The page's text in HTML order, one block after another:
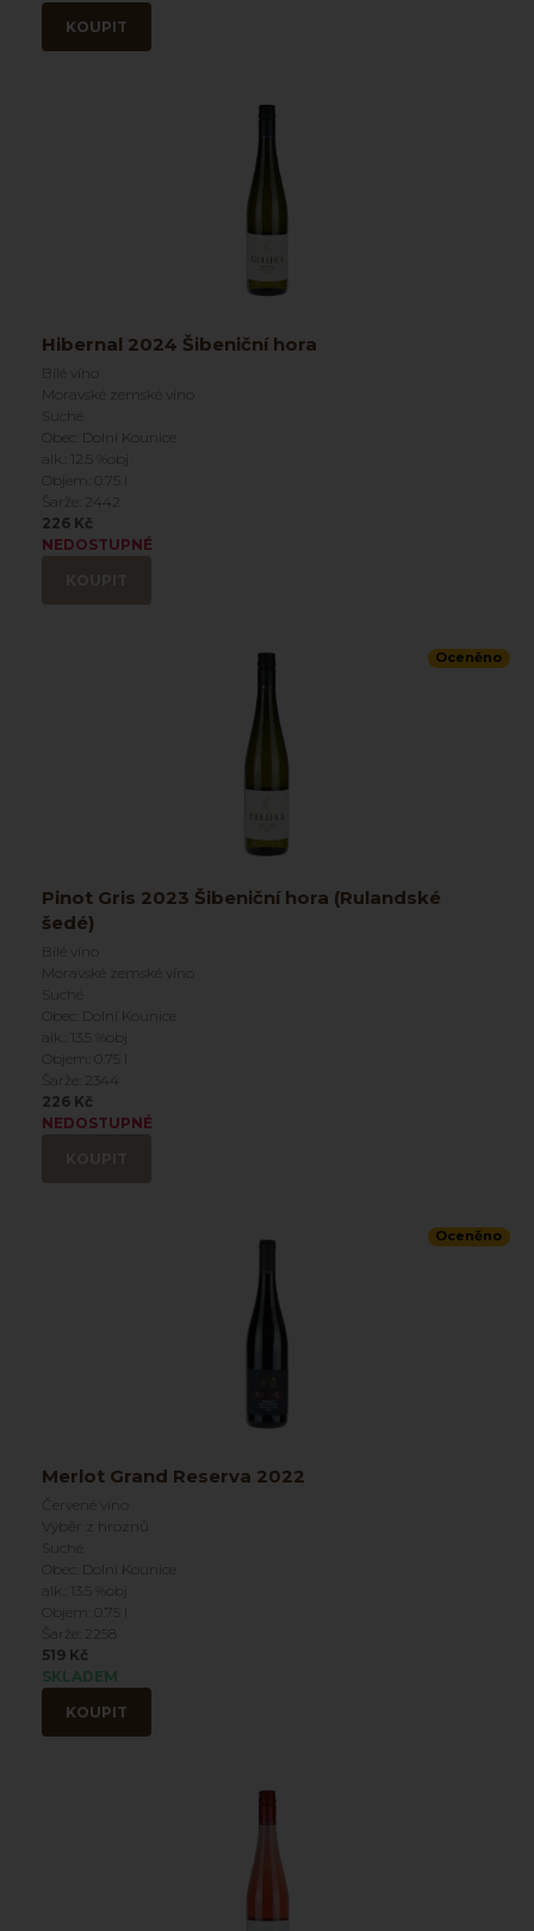
KOUPIT
Hibernal 2024 Šibeniční hora
Bílé víno
Moravské zemské víno
Suché
Obec: Dolní Kounice
alk.: 12.5 %obj
Objem: 0.75 l
Šarže: 2442
226 Kč
NEDOSTUPNÉ
Oceněno
Pinot Gris 2023 Šibeniční hora (Rulandské
šedé)
Bílé víno
Moravské zemské víno
Suché
Obec: Dolní Kounice
alk.: 13.5 %obj
Objem: 0.75 l
Šarže: 2344
226 Kč
NEDOSTUPNÉ
Oceněno
Merlot Grand Reserva 2022
Červené víno
Výběr z hroznů
Suché
Obec: Dolní Kounice
alk.: 13.5 %obj
Objem: 0.75 l
Šarže: 2258
519 Kč
SKLADEM
KOUPIT